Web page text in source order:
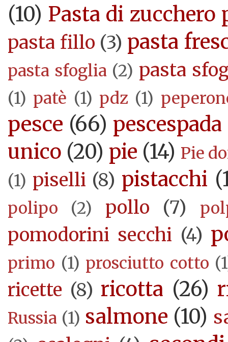
(10) Pasta di zucchero
pasta fillo (3) pasta
pasta sfoglia (2) pasta
(1) patè (1) pdz (1)
pesce (66) pescespada
unico (20) pie (14) Pie
(1) piselli (8) pistacchi
polipo (2) pollo (7)
pomodorini secchi (4)
primo (1) prosciutto cotto
ricette (8) ricotta (26)
Russia (1) salmone (10)